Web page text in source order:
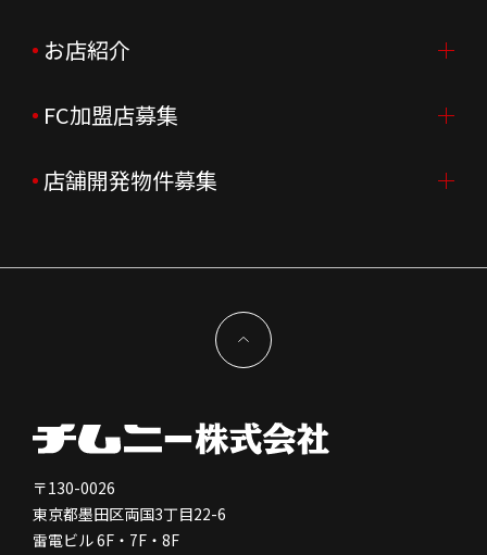
会社概要
会社沿革
企業理念
新型コロナウイルス対応
ニュースリリース
月次売上
決算資料
コーポレートガバナンス
免責事項
株価情報
採用情報TOP
新卒採用
中途採用
会社を知る
人を知る
はたらく環境
お店紹介
店舗を探す・予約する
よくあるご質問
FC加盟店募集
FC加盟店募集TOP
独立支援について
FC加盟店お問合せ
店舗開発物件募集
〒130-0026
東京都墨田区両国3丁目22-6
雷電ビル 6F・7F・8F